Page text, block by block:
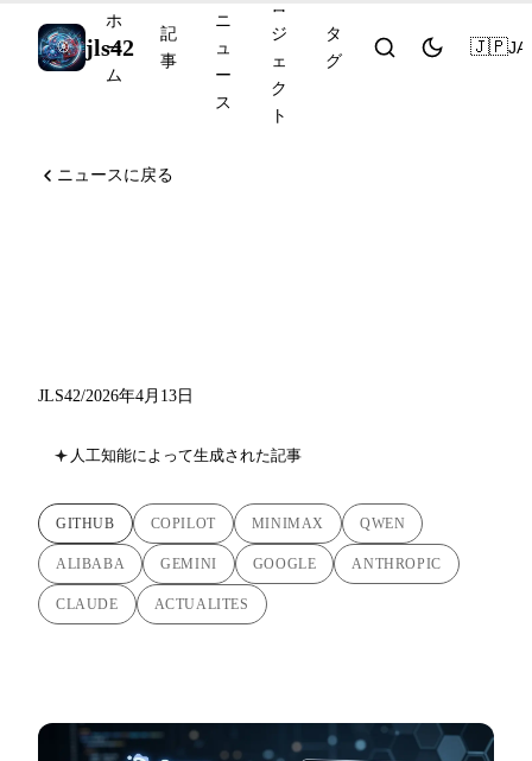
jls42
ホ
ー
ム
記
事
ニ
ュ
ー
ス
ロ
ジ
ェ
ク
ト
タ
グ
🇯🇵JA
ニュースに戻る
JLS42/2026年4月13日
人工知能によって生成された記事
GITHUB COPILOT MINIMAX QWEN
ALIBABA GEMINI GOOGLE ANTHROPIC
CLAUDE ACTUALITES